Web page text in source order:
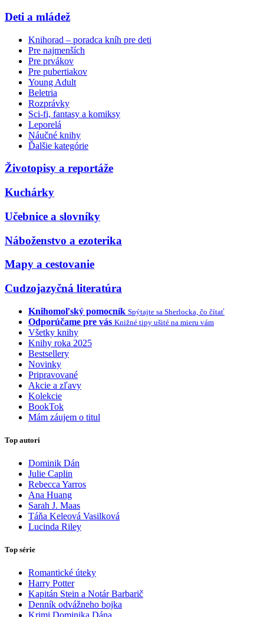
Deti a mládež
Knihorad – poradca kníh pre deti
Pre najmenších
Pre prvákov
Pre pubertiakov
Young Adult
Beletria
Rozprávky
Sci-fi, fantasy a komiksy
Leporelá
Náučné knihy
Ďalšie kategórie
Životopisy a reportáže
Kuchárky
Učebnice a slovníky
Náboženstvo a ezoterika
Mapy a cestovanie
Cudzojazyčná literatúra
Knihomoľský pomocník Spýtajte sa Sherlocka, čo čítať
Odporúčame pre vás Knižné tipy ušité na mieru vám
Všetky knihy
Knihy roka 2025
Bestsellery
Novinky
Pripravované
Akcie a zľavy
Kolekcie
BookTok
Mám záujem o titul
Top autori
Dominik Dán
Julie Caplin
Rebecca Yarros
Ana Huang
Sarah J. Maas
Táňa Keleová Vasilková
Lucinda Riley
Top série
Romantické úteky
Harry Potter
Kapitán Stein a Notár Barbarič
Denník odvážneho bojka